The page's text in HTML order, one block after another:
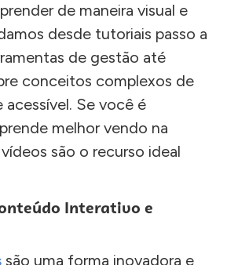
de maneira visual e
desde tutoriais passo a
de gestão até
conceitos complexos de
acessível. Se você é
melhor vendo na
são o recurso ideal
Interativo e
são uma forma inovadora e